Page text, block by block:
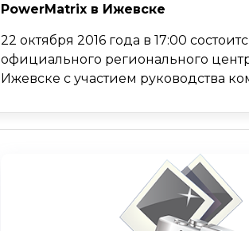
PowerMatrix в Ижевске
22 октября 2016 года в 17:00
официального регионального
Ижевске с участием руководства